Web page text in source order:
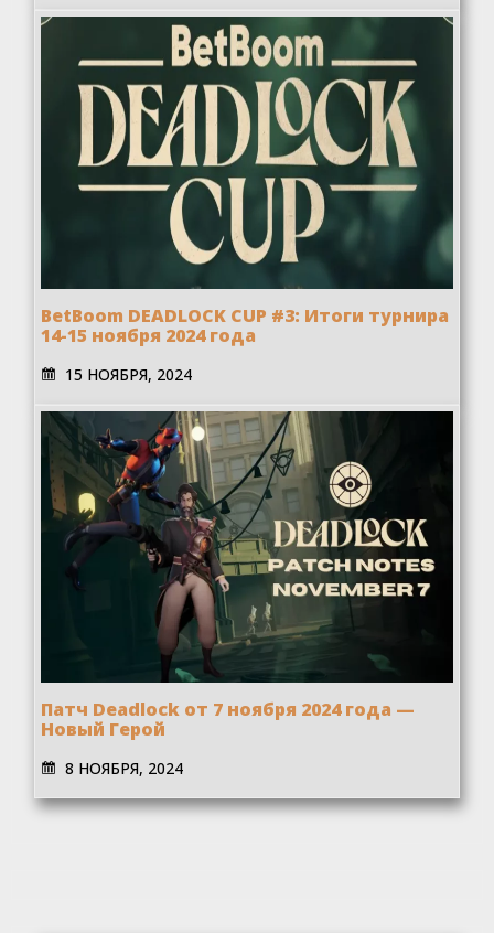
BetBoom DEADLOCK CUP #3: Итоги турнира
14-15 ноября 2024 года
15 НОЯБРЯ, 2024
Патч Deadlock от 7 ноября 2024 года —
Новый Герой
8 НОЯБРЯ, 2024